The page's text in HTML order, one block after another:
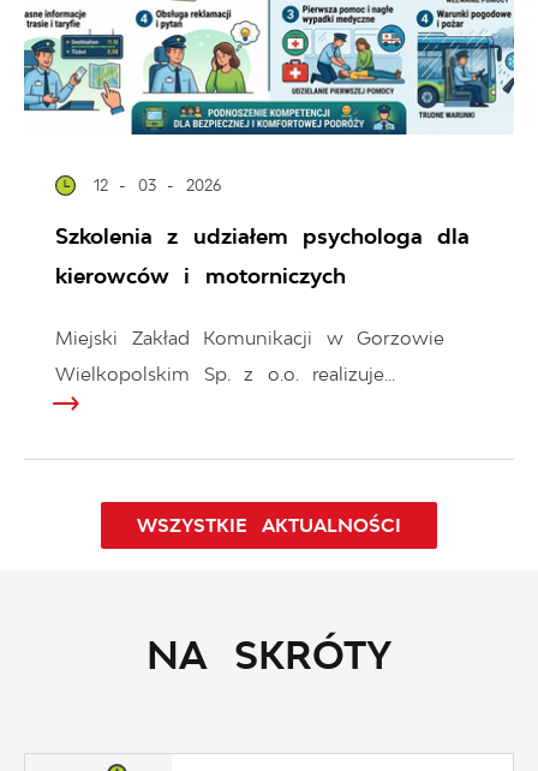
12 - 03 - 2026
Szkolenia z udziałem psychologa dla
kierowców i motorniczych
Miejski Zakład Komunikacji w Gorzowie
Wielkopolskim Sp. z o.o. realizuje...
WSZYSTKIE AKTUALNOŚCI
NA SKRÓTY